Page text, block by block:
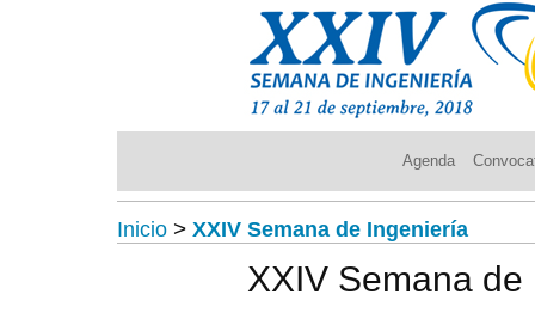
Agenda
Inicio > XXIV Semana de Ingeniería
XXIV Semana